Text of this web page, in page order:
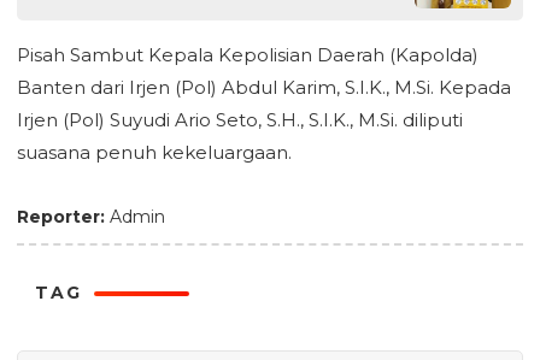
Pisah Sambut Kepala Kepolisian Daerah (Kapolda)
Banten dari Irjen (Pol) Abdul Karim, S.I.K., M.Si. Kepada
Irjen (Pol) Suyudi Ario Seto, S.H., S.I.K., M.Si. diliputi
suasana penuh kekeluargaan.
Reporter: Admin
TAG